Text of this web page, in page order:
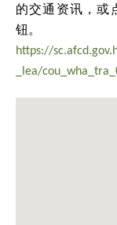
的交通资讯，或
钮。
https://
_lea/